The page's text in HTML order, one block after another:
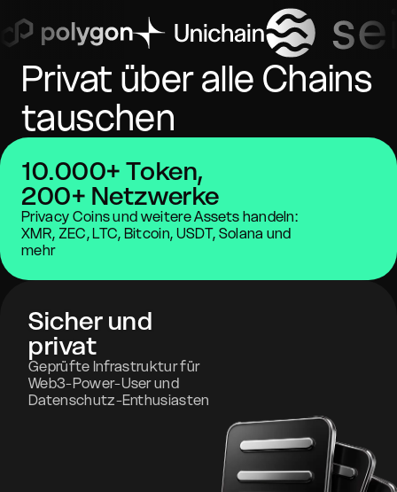
Privat über alle Chains
tauschen
10.000+ Token,
200+ Netzwerke
Privacy Coins und weitere Assets handeln:
XMR, ZEC, LTC, Bitcoin, USDT, Solana und
mehr
Sicher und
privat
Geprüfte Infrastruktur für
Web3-Power-User und
Datenschutz-Enthusiasten